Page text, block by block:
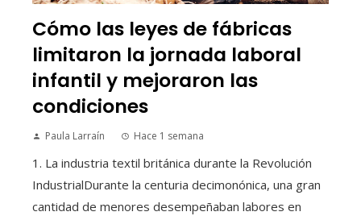
Cómo las leyes de fábricas
limitaron la jornada laboral
infantil y mejoraron las
condiciones
Paula Larraín Hace 1 semana
1. La industria textil británica durante la Revolución
IndustrialDurante la centuria decimonónica, una gran
cantidad de menores desempeñaban labores en